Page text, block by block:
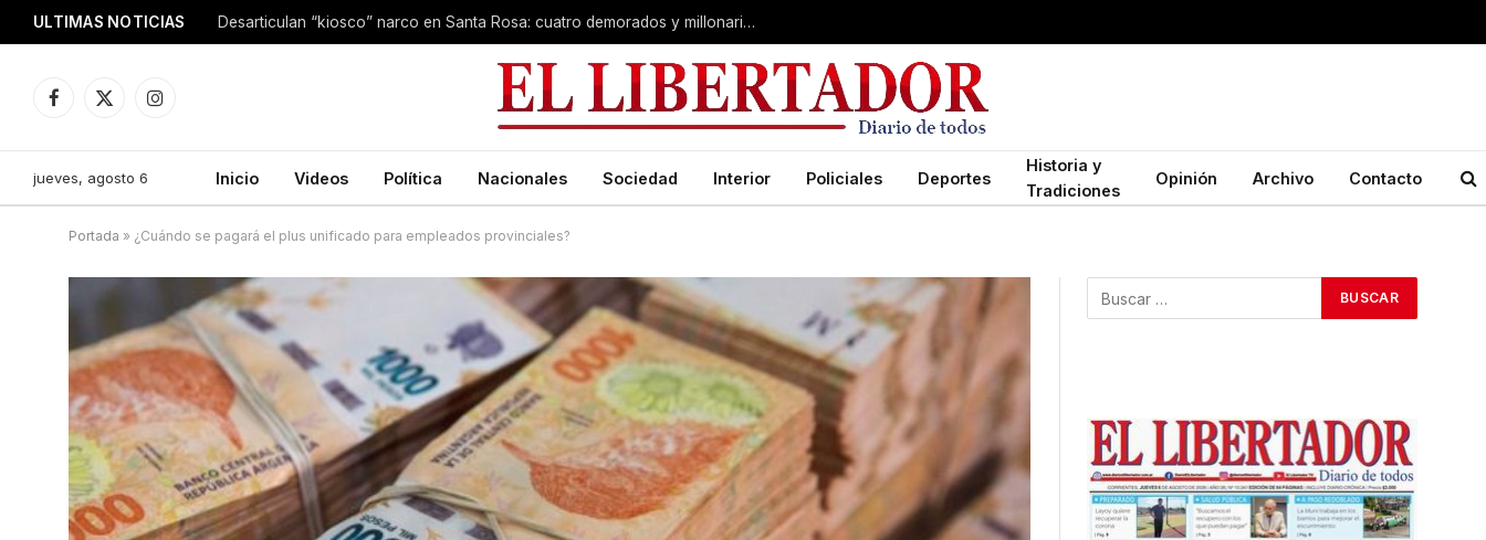
ULTIMAS NOTICIAS Desarticulan “kiosco” narco en Santa Rosa: cuatro demorados y millonario secuestro de tecnología
Facebook
X
Instagram
jueves, agosto 6 Inicio Videos Política Nacionales Sociedad Interior Policiales Deportes
Historia y
Tradiciones
Opinión Archivo Contacto
Portada » ¿Cuándo se pagará el plus unificado para empleados provinciales?